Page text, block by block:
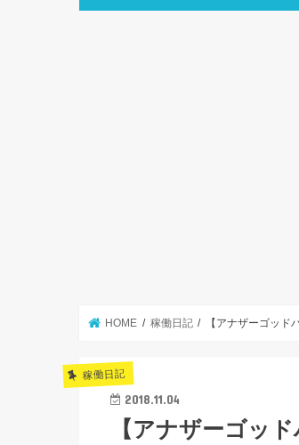
HOME 稼働日記 【アナザーゴッド
稼働日記
2018.11.04
【アナザーゴッ